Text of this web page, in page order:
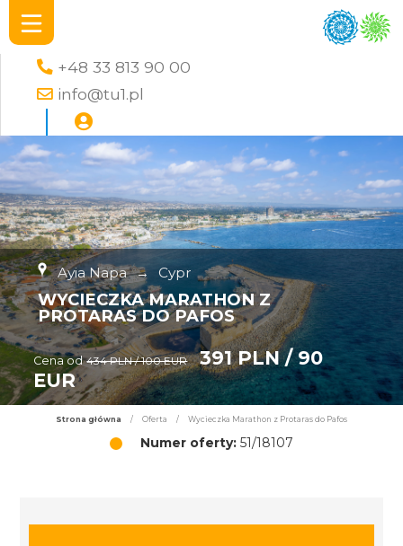
+48 33 813 90 00
info@tu1.pl
Ayia Napa → Cypr
WYCIECZKA MARATHON Z
PROTARAS DO PAFOS
Cena od 434 PLN / 100 EUR
391 PLN / 90
EUR
Strona główna / Oferta / Wycieczka Marathon z Protaras do Pafos
Numer oferty: 51/18107